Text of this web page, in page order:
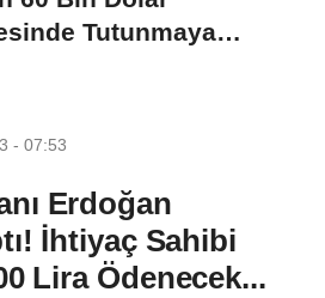
Tutunmaya
- 07:53
Erdoğan
İhtiyaç Sahibi
Lira Ödenecek...